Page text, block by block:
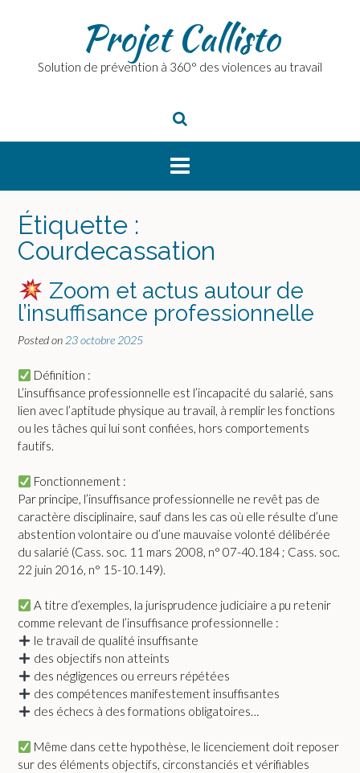
Projet Callisto
Solution de prévention à 360° des violences au travail
Étiquette :
Courdecassation
Zoom et actus autour de
l’insuffisance professionnelle
Posted on 23 octobre 2025
Définition :
L’insuffisance professionnelle est l’incapacité du salarié, sans
lien avec l’aptitude physique au travail, à remplir les fonctions
ou les tâches qui lui sont confiées, hors comportements
fautifs.
Fonctionnement :
Par principe, l’insuffisance professionnelle ne revêt pas de
caractère disciplinaire, sauf dans les cas où elle résulte d’une
abstention volontaire ou d’une mauvaise volonté délibérée
du salarié (Cass. soc. 11 mars 2008, n° 07-40.184 ; Cass. soc.
22 juin 2016, n° 15-10.149).
A titre d’exemples, la jurisprudence judiciaire a pu retenir
comme relevant de l’insuffisance professionnelle :
le travail de qualité insuffisante
des objectifs non atteints
des négligences ou erreurs répétées
des compétences manifestement insuffisantes
des échecs à des formations obligatoires…
Même dans cette hypothèse, le licenciement doit reposer
sur des éléments objectifs, circonstanciés et vérifiables